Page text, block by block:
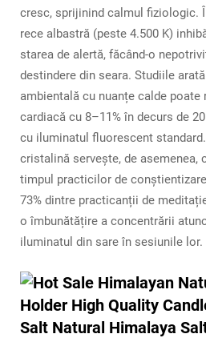
cresc, sprijinind calmul fiziologic.
rece albastră (peste 4.500 K)
starea de alertă, făcând-o
destindere din seara. Studiile
ambientală cu nuanțe calde poate
cardiacă cu 8–11% în decurs de
cu iluminatul fluorescent
cristalină servește, de asemenea,
timpul practicilor de
73% dintre practicanții de
o îmbunătățire a concentrării
iluminatul din sare în sesiunile lor.